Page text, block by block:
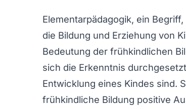
Elementarpädagogik, ein
die Bildung und Erziehung von
Bedeutung der frühkindlichen
sich die Erkenntnis
Entwicklung eines Kindes sind.
frühkindliche Bildung positive